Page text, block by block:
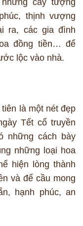
cây tượng
thịnh vượng
ra, các gia đình
đồng tiền… để
lộc vào nhà.
là một nét đẹp
Tết cổ truyền
những cách bày
những loại hoa
hiện lòng thành
và để cầu mong
hạnh phúc, an